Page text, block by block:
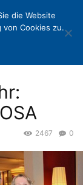
0
2467
die Website
Cookies zu.